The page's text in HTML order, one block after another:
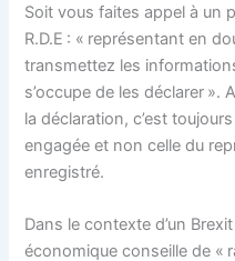
Soit vous faites appel à un
R.D.E : « représentant en
transmettez les
s’occupe de les déclarer ».
la déclaration, c’est
engagée et non celle du
enregistré.
Dans le contexte d’un
économique conseille de «